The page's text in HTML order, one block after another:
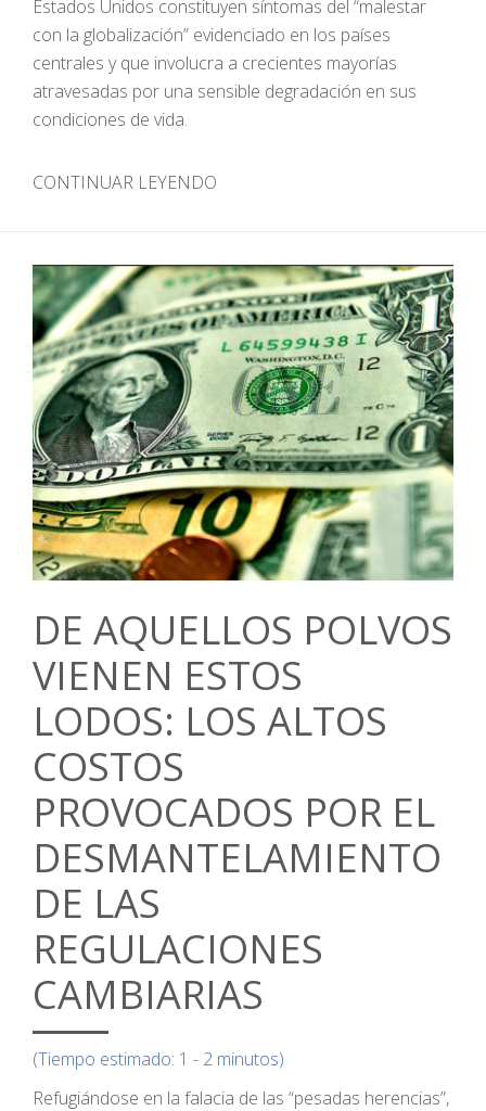
Estados Unidos constituyen síntomas del “malestar
con la globalización” evidenciado en los países
centrales y que involucra a crecientes mayorías
atravesadas por una sensible degradación en sus
condiciones de vida.
CONTINUAR LEYENDO
DE AQUELLOS POLVOS
VIENEN ESTOS
LODOS: LOS ALTOS
COSTOS
PROVOCADOS POR EL
DESMANTELAMIENTO
DE LAS
REGULACIONES
CAMBIARIAS
(Tiempo estimado: 1 - 2 minutos)
Refugiándose en la falacia de las “pesadas herencias”,